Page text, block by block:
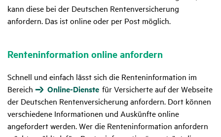
kann diese bei der Deutschen Rentenversicherung
anfordern. Das ist online oder per Post möglich.
Renten­in­for­ma­tion online anfor­dern
Schnell und einfach lässt sich die Renteninformation im
Bereich
Online-Dienste für Versicherte auf der Webseite
der Deutschen Rentenversicherung anfordern. Dort können
verschiedene Informationen und Auskünfte online
angefordert werden. Wer die Renteninformation anfordern